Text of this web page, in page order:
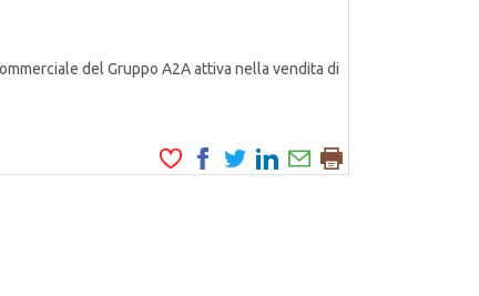
del Gruppo A2A attiva nella vendita di